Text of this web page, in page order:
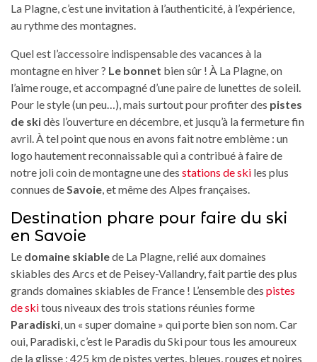
La Plagne, c’est une invitation à l’authenticité, à l’expérience,
au rythme des montagnes.
Quel est l’accessoire indispensable des vacances à la
montagne en hiver ? Le bonnet bien sûr ! À La Plagne, on
l’aime rouge, et accompagné d’une paire de lunettes de soleil.
Pour le style (un peu…), mais surtout pour profiter des pistes
de skidès l’ouverture en décembre, et jusqu’à la fermeture fin
avril. À tel point que nous en avons fait notre emblème : un
logo hautement reconnaissable qui a contribué à faire de
notre joli coin de montagne une des stations de ski les plus
connues de Savoie , et même des Alpes françaises.
Destination phare pour faire du ski
en Savoie
Le domaine skiablede La Plagne, relié aux domaines
skiables des Arcs et de Peisey-Vallandry, fait partie des plus
grands domaines skiables de France ! L’ensemble des pistes
de skitous niveaux des trois stations réunies forme
Paradiski , un « super domaine » qui porte bien son nom. Car
oui, Paradiski, c’est le Paradis du Ski pour tous les amoureux
de la glisse : 425 km de pistes vertes, bleues, rouges et noires